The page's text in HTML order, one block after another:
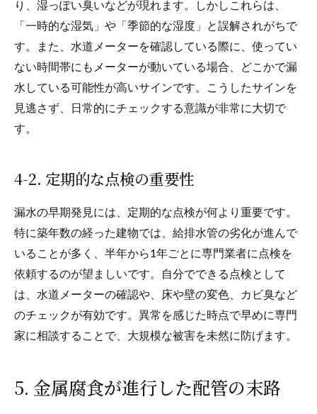
り、湿っぽい臭いなどが現れます。しかしこれらは、
「一時的な湿気」や「季節的な湿度」と誤解されがちで
す。また、水道メーターを確認している際に、使ってい
ない時間帯にもメーターが動いている場合、どこかで漏
水している可能性が高いサインです。こうしたサインを
見逃さず、日常的にチェックする意識が非常に大切で
す。
4-2. 定期的な点検の重要性
漏水の早期発見には、定期的な点検が何より重要です。
特に築年数の経った建物では、給排水管の劣化が進んで
いることが多く、半年から1年ごとに専門業者に点検を
依頼するのが望ましいです。自分でできる点検として
は、水道メーターの確認や、床や壁の変色、カビ臭など
のチェックが有効です。異常を感じた時点で早めに専門
家に相談することで、大規模な被害を未然に防げます。
5. 金属腐食が進行した配管の末路